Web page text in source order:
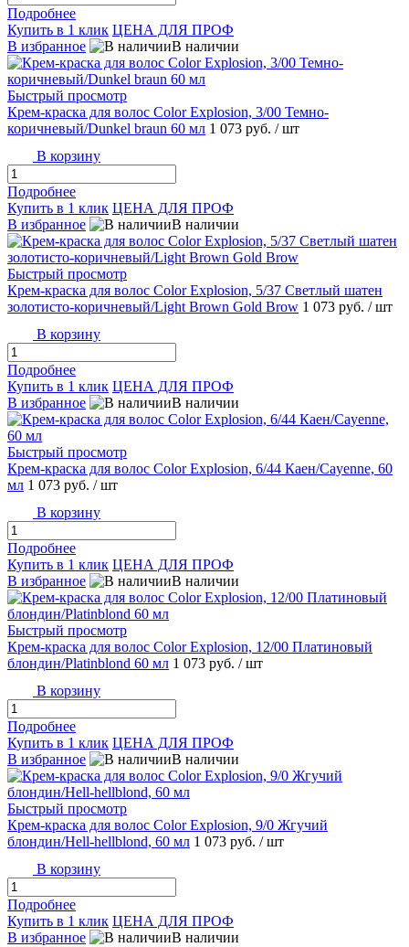
Подробнее
Купить в 1 клик ЦЕНА ДЛЯ ПРОФ
В избранное
В наличии
Быстрый просмотр
Крем-краска для волос Color Explosion, 3/00 Темно-
коричневый/Dunkel braun 60 мл 1 073 руб. / шт
В корзину
Подробнее
Купить в 1 клик ЦЕНА ДЛЯ ПРОФ
В избранное
В наличии
Быстрый просмотр
Крем-краска для волос Color Explosion, 5/37 Светлый шатен
золотисто-коричневый/Light Brown Gold Brow 1 073 руб. / шт
В корзину
Подробнее
Купить в 1 клик ЦЕНА ДЛЯ ПРОФ
В избранное
В наличии
Быстрый просмотр
Крем-краска для волос Color Explosion, 6/44 Каен/Cayenne, 60
мл 1 073 руб. / шт
В корзину
Подробнее
Купить в 1 клик ЦЕНА ДЛЯ ПРОФ
В избранное
В наличии
Быстрый просмотр
Крем-краска для волос Color Explosion, 12/00 Платиновый
блондин/Platinblond 60 мл 1 073 руб. / шт
В корзину
Подробнее
Купить в 1 клик ЦЕНА ДЛЯ ПРОФ
В избранное
В наличии
Быстрый просмотр
Крем-краска для волос Color Explosion, 9/0 Жгучий
блондин/Hell-hellblond, 60 мл 1 073 руб. / шт
В корзину
Подробнее
Купить в 1 клик ЦЕНА ДЛЯ ПРОФ
В избранное
В наличии